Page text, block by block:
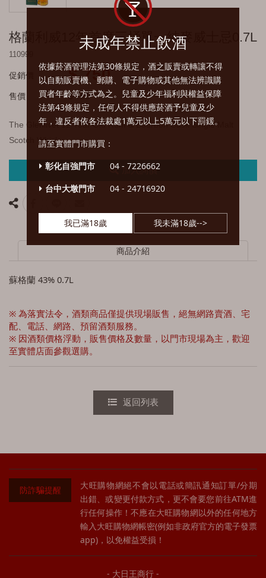
未成年禁止飲酒
依據菸酒管理法第30條規定，酒之販賣或轉讓不得
以自動販賣機、郵購、電子購物或其他無法辨識購
買者年齡等方式為之。兒童及少年福利與權益保障
法第43條規定，任何人不得供應菸酒予兒童及少
年，違反者依各法裁處1萬元以上5萬元以下罰鍰。
請至實體門市購買：
彰化自強門市
04 - 7226662
台中大墩門市
04 - 24716920
我已滿18歲 我未滿18歲-->
布雷本 Blackburn
貝瑞兄弟 Berry Bros＆Rudd
大嘴巴Big Mouth
邦麥格氏 Burn Mckenzie
布萊迪 Bruichladdich
百富 Balvenie
百樂門 Benromach
克里尼利基 Clynelish
酷狗Copper Dog
起瓦士 Chivas
魁列奇 Craigellachie
卡爾里拉 CaolIla
凱利 Cally
格蘭利威12年首席三桶單一純麥威士忌0.7L
110999
促銷價 $ 750
售價 $ 780
The Glenlivet 12 Year Old Rum & Bourbon Cask Single Malt
Scotch Whisky
加入詢價
商品介紹
蘇格蘭 43% 0.7L
※ 為落實法令，酒類商品僅提供現場販售，絕無網路賣酒、宅
配、電話、網路、預留酒類服務。
※ 因酒類價格浮動，販售價格及數量，以門市現場為主，歡迎
至實體店面參觀選購。
返回列表
防詐騙提醒
大旺購物網絕不會以電話或簡訊通知訂單/分期
出錯、或變更付款方式，更不會要您前往ATM進
行任何操作！不應在大旺購物網以外的任何地方
輸入大旺購物網帳密(例如非政府官方的電子發票
app)，以免權益受損！
- 大日王商行 -